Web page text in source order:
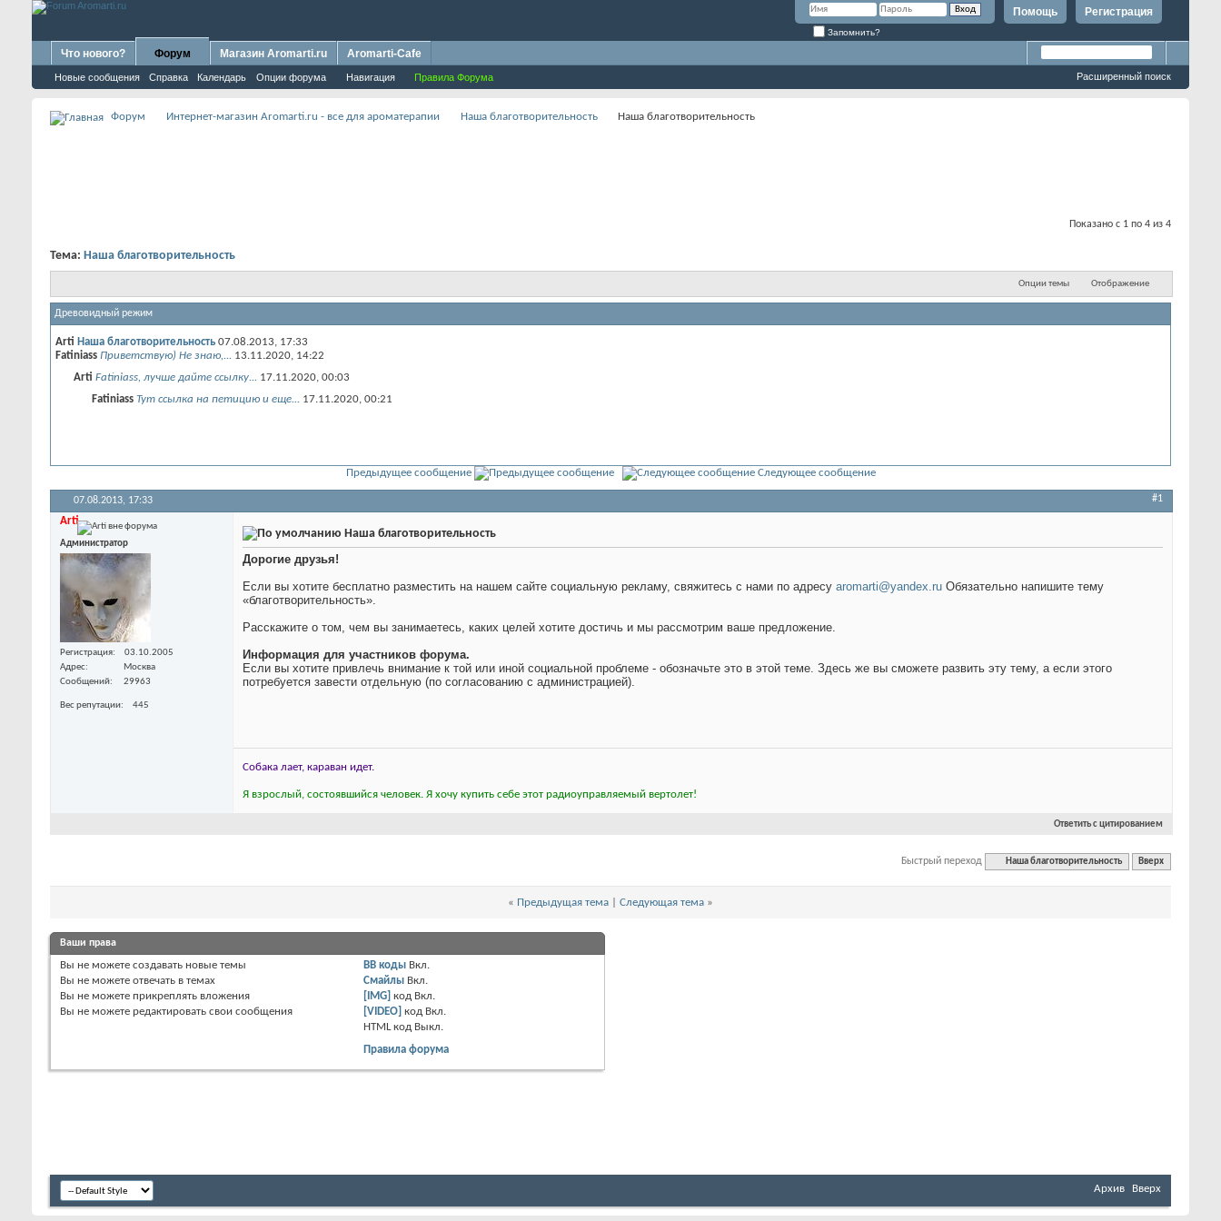
Регистрация
Помощь
Запомнить?
Что нового? Форум
Новые сообщения Справка Календарь Опции форума Навигация Правила Форума
Магазин Aromarti.ru Aromarti-Cafe
Расширенный поиск
Форум Интернет-магазин Aromarti.ru - все для ароматерапии Наша благотворительность Наша благотворительность
Показано с 1 по 4 из 4
Тема: Наша благотворительность
Опции темы Отображение
Древовидный режим
Arti Наша благотворительность 07.08.2013, 17:33
Fatiniass Приветствую) Не знаю,... 13.11.2020, 14:22
Arti Fatiniass, лучше дайте ссылку... 17.11.2020, 00:03
Fatiniass Тут ссылка на петицию и еще... 17.11.2020, 00:21
Предыдущее сообщение Следующее сообщение
07.08.2013, 17:33 #1
Arti
Администратор
Регистрация
03.10.2005
Адрес
Москва
Сообщений
29963
Вес репутации 445
Наша благотворительность
Дорогие друзья!
Если вы хотите бесплатно разместить на нашем сайте социальную рекламу, свяжитесь с нами по адресу aromarti@yandex.ru Обязательно напишите тему
«благотворительность».
Расскажите о том, чем вы занимаетесь, каких целей хотите достичь и мы рассмотрим ваше предложение.
Информация для участников форума.
Если вы хотите привлечь внимание к той или иной социальной проблеме - обозначьте это в этой теме. Здесь же вы сможете развить эту тему, а если этого
потребуется завести отдельную (по согласованию с администрацией).
Собака лает, караван идет.
Я взрослый, состоявшийся человек. Я хочу купить себе этот радиоуправляемый вертолет!
Ответить с цитированием
Быстрый переход Наша благотворительность Вверх
« Предыдущая тема Следующая тема »
Ваши права
Вы не можете создавать новые темы
Вы не можете отвечать в темах
Вы не можете прикреплять вложения
Вы не можете редактировать свои сообщения
BB коды Вкл.
Смайлы Вкл.
[IMG] код Вкл.
[VIDEO] код Вкл.
HTML код Выкл.
Правила форума
Архив Вверх